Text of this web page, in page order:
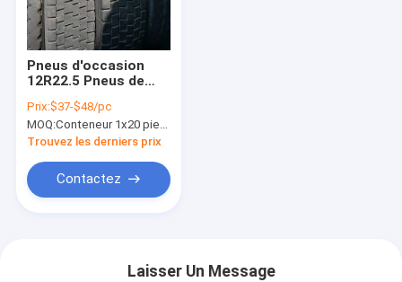
Visite d'usine
Contrôle de la qualité
nouvelles
Tous les cas
Pneus d'occasion
12R22.5 Pneus de
vendre
Prix:$37-$48/pc
MOQ:Conteneur 1x20 pieds
Trouvez les derniers prix
Contactez
Laisser Un Message